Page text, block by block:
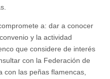
a: dar a conocer
y la actividad
que considere de interés
con la Federación de
con las peñas flamencas,